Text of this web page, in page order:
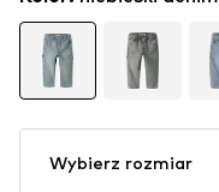
Wybierz rozmiar